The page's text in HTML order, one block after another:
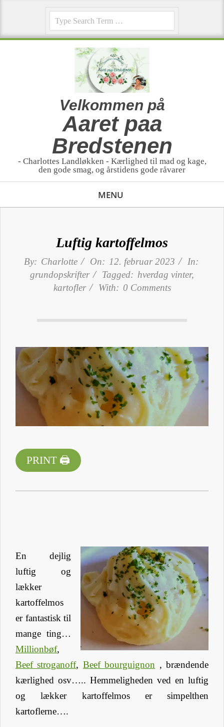
content
Velkommen på
Aaret paa
Bredstenen
- Charlottes Landløkken - Kærlighed til mad og kage,
den gode smag, og årstidens gode råvarer
Navigation
MENU
Luftig kartoffelmos
By: Charlotte On: 12. februar 2023
In:
grundopskrifter
Tagged: hverdag vinter,
kartofler
With: 0 Comments
PRINT 🖨
En dejlig
luftig og
lækker
kartoffelmos
er fantastisk til
mange ting…
Millionbøf,
Beef stroganoff, Beef bourguignon , brændende
kærlighed osv….. Hemmeligheden ved en luftig
og lækker kartoffelmos er simpelthen
kartoflerne….